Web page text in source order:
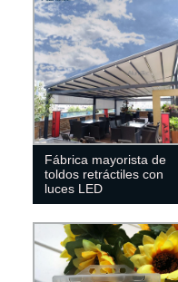
Fábrica mayorista de
toldos retráctiles con
luces LED